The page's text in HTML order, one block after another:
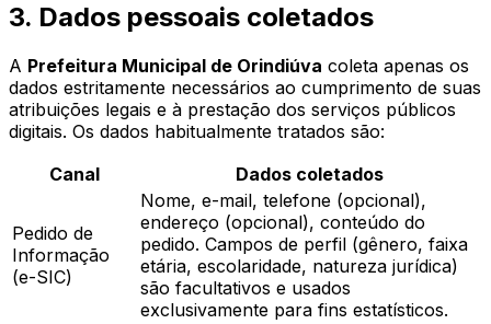
3. Dados pessoais coletados
A Prefeitura Municipal de Orindiúva coleta apenas os
dados estritamente necessários ao cumprimento de suas
atribuições legais e à prestação dos serviços públicos
digitais. Os dados habitualmente tratados são:
Canal
Dados coletados
Pedido de
Informação
(e-SIC)
Nome, e-mail, telefone (opcional),
endereço (opcional), conteúdo do
pedido. Campos de perfil (gênero, faixa
etária, escolaridade, natureza jurídica)
são facultativos e usados
exclusivamente para fins estatísticos.